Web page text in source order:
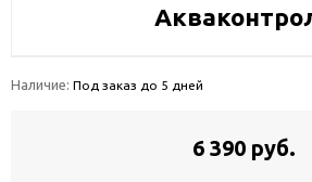
Наличие: Под заказ до 5 дней
6 390 руб.